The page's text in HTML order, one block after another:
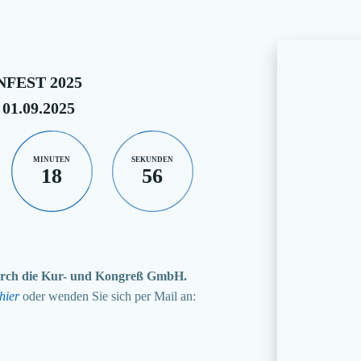
2025
MINUTEN
18
SEKUNDEN
55
die Kur- und Kongreß GmbH.
hieroder wenden Sie sich per Mail an: